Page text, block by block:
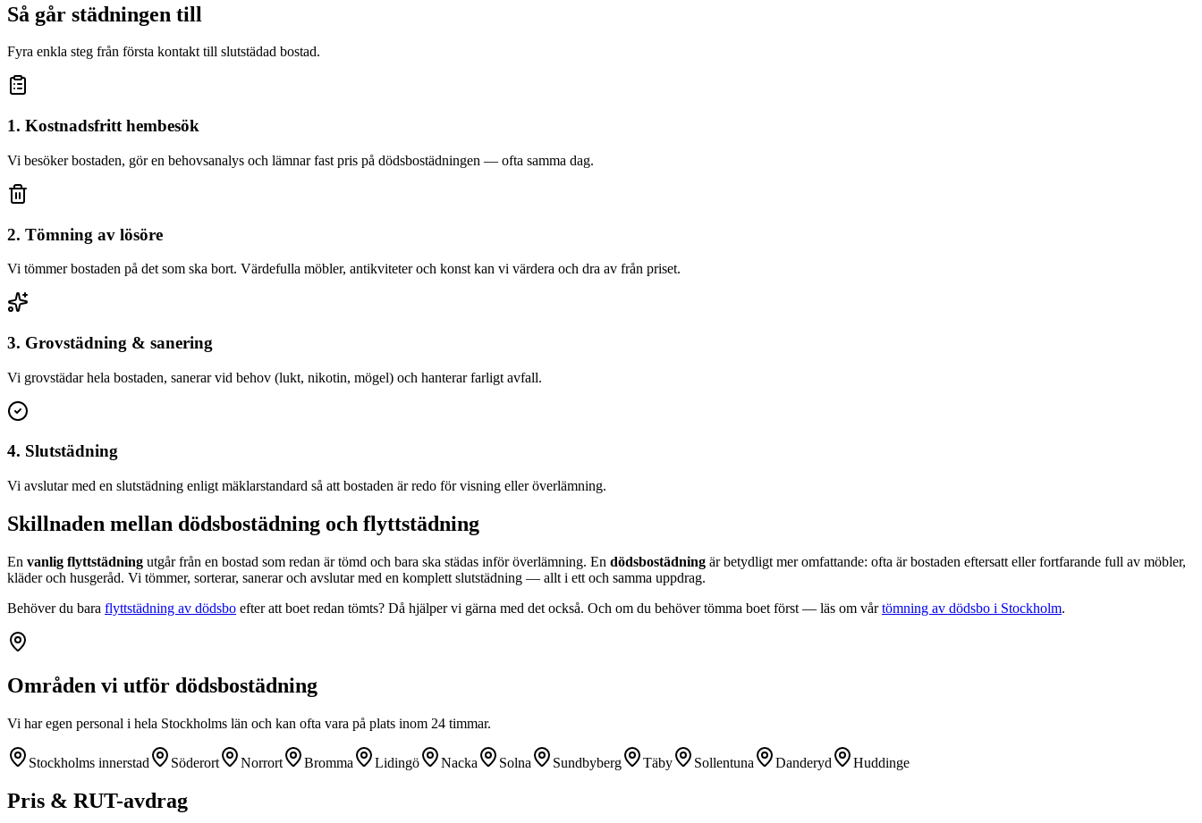
Så går städningen till
Fyra enkla steg från första kontakt till slutstädad bostad.
1. Kostnadsfritt hembesök
Vi besöker bostaden, gör en behovsanalys och lämnar fast pris på dödsbostädningen — ofta samma dag.
2. Tömning av lösöre
Vi tömmer bostaden på det som ska bort. Värdefulla möbler, antikviteter och konst kan vi värdera och dra av från priset.
3. Grovstädning & sanering
Vi grovstädar hela bostaden, sanerar vid behov (lukt, nikotin, mögel) och hanterar farligt avfall.
4. Slutstädning
Vi avslutar med en slutstädning enligt mäklarstandard så att bostaden är redo för visning eller överlämning.
Skillnaden mellan dödsbostädning och flyttstädning
En vanlig flyttstädning utgår från en bostad som redan är tömd och bara ska städas inför överlämning. En dödsbostädning är betydligt mer omfattande: ofta är bostaden eftersatt eller fortfarande full av möbler,
kläder och husgeråd. Vi tömmer, sorterar, sanerar och avslutar med en komplett slutstädning — allt i ett och samma uppdrag.
Behöver du bara flyttstädning av dödsbo efter att boet redan tömts? Då hjälper vi gärna med det också. Och om du behöver tömma boet först — läs om vårtömning av dödsbo i Stockholm.
Områden vi utför dödsbostädning
Vi har egen personal i hela Stockholms län och kan ofta vara på plats inom 24 timmar.
Stockholms innerstad Söderort Norrort Bromma Lidingö Nacka Solna Sundbyberg Täby Sollentuna Danderyd Huddinge
Pris & RUT-avdrag